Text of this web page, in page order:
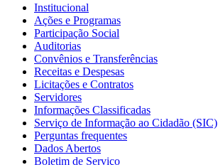
Institucional
Ações e Programas
Participação Social
Auditorias
Convênios e Transferências
Receitas e Despesas
Licitações e Contratos
Servidores
Informações Classificadas
Serviço de Informação ao Cidadão (SIC)
Perguntas frequentes
Dados Abertos
Boletim de Serviço